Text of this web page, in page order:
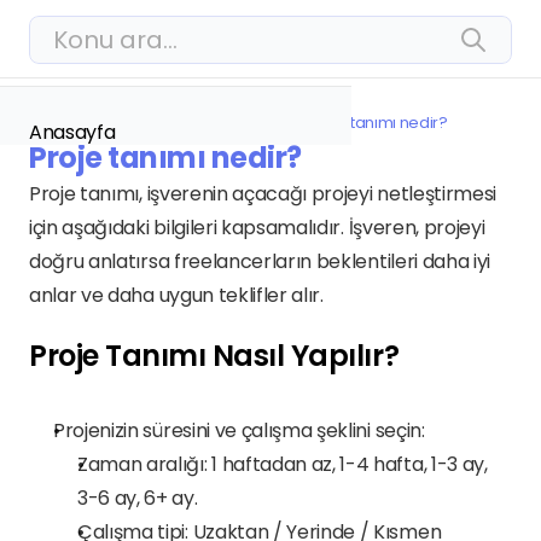
Anasayfa
Çözümlerimiz
Blog
Ödeme Yapma
Ödeme Alma
Başarı Hikayelerimiz
İşverenler İçin Jobtogo
Freelancer tekliflerini nasıl
değerlendiririm?
Ödemeleri nasıl ve ne zaman
gerçekleştiririm?
Konu ara…
Bütün Konular Proje tanımı nedir?
Proje tanımı nedir?
Proje tanımı, işverenin açacağı projeyi netleştirmesi
için aşağıdaki bilgileri kapsamalıdır. İşveren, projeyi
doğru anlatırsa freelancerların beklentileri daha iyi
anlar ve daha uygun teklifler alır.
Proje Tanımı Nasıl Yapılır?
Projenizin süresini ve çalışma şeklini seçin:
Zaman aralığı: 1 haftadan az, 1-4 hafta, 1-3 ay,
3-6 ay, 6+ ay.
Çalışma tipi: Uzaktan / Yerinde / Kısmen